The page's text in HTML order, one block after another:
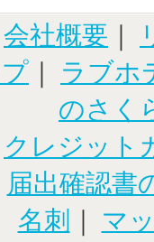
会社概要 ｜
｜ ラブホ
のさく
クレジット
届出確認書
名刺
｜ マ